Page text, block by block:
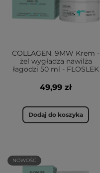
COLLAGEN. 9MW Krem -
żel wygładza nawilża
łagodzi 50 ml - FLOSLEK
49,99 zł
Dodaj do koszyka
NOWOŚĆ